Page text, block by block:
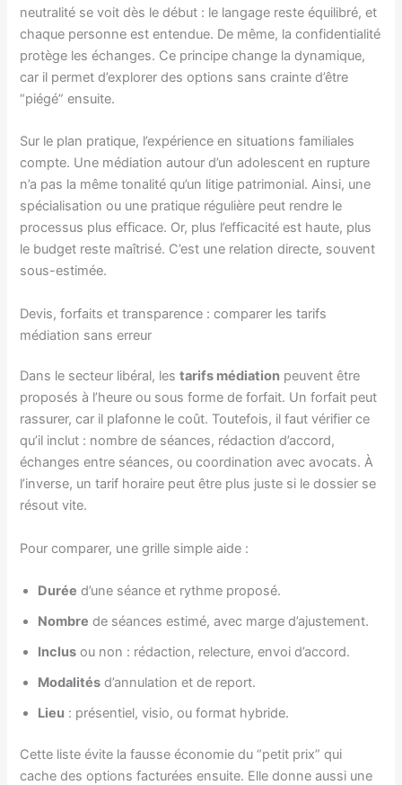
neutralité se voit dès le début : le langage reste équilibré, et
chaque personne est entendue. De même, la confidentialité
protège les échanges. Ce principe change la dynamique,
car il permet d’explorer des options sans crainte d’être
“piégé” ensuite.
Sur le plan pratique, l’expérience en situations familiales
compte. Une médiation autour d’un adolescent en rupture
n’a pas la même tonalité qu’un litige patrimonial. Ainsi, une
spécialisation ou une pratique régulière peut rendre le
processus plus efficace. Or, plus l’efficacité est haute, plus
le budget reste maîtrisé. C’est une relation directe, souvent
sous-estimée.
Devis, forfaits et transparence : comparer les tarifs
médiation sans erreur
Dans le secteur libéral, lestarifs médiation peuvent être
proposés à l’heure ou sous forme de forfait. Un forfait peut
rassurer, car il plafonne le coût. Toutefois, il faut vérifier ce
qu’il inclut : nombre de séances, rédaction d’accord,
échanges entre séances, ou coordination avec avocats. À
l’inverse, un tarif horaire peut être plus juste si le dossier se
résout vite.
Pour comparer, une grille simple aide :
Durée d’une séance et rythme proposé.
Nombre de séances estimé, avec marge d’ajustement.
Inclus ou non : rédaction, relecture, envoi d’accord.
Modalités d’annulation et de report.
Lieu : présentiel, visio, ou format hybride.
Cette liste évite la fausse économie du “petit prix” qui
cache des options facturées ensuite. Elle donne aussi une